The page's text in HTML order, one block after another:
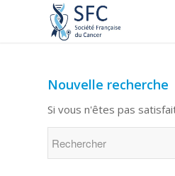
Nouvelle recherche
Si vous n'êtes pas